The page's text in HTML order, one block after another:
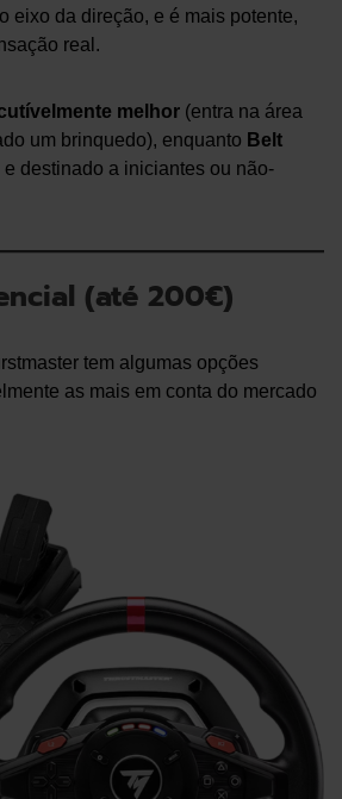
eixo da direção, e é mais potente,
real.
melhor (entra na área
um brinquedo), enquanto Belt
e destinado a iniciantes ou não-
(até 200€)
tem algumas opções
as mais em conta do mercado